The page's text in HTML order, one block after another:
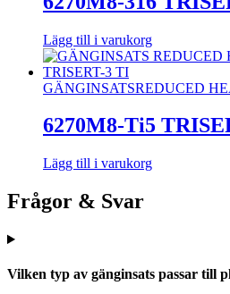
Lägg till i varukorg
GÄNGINSATSREDUCED
6270M8-Ti5
Lägg till i varukorg
Frågor & Svar
Vilken typ av gänginsats passar till